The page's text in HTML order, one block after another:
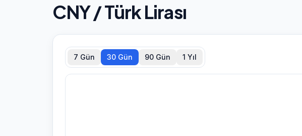
CNY/ Türk Lirası
7 Gün 30 Gün 90 Gün 1 Yıl